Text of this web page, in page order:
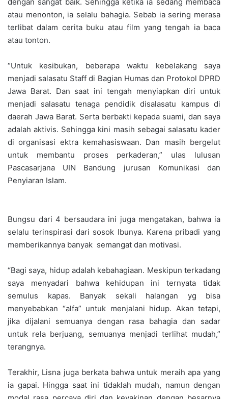
atau menonton, ia selalu bahagia. Sebab ia sering merasa
terlibat dalam cerita buku atau film yang tengah ia baca
atau tonton.
“Untuk kesibukan, beberapa waktu kebelakang saya
menjadi salasatu Staff di Bagian Humas dan Protokol DPRD
Jawa Barat. Dan saat ini tengah menyiapkan diri untuk
menjadi salasatu tenaga pendidik disalasatu kampus di
daerah Jawa Barat. Serta berbakti kepada suami, dan saya
adalah aktivis. Sehingga kini masih sebagai salasatu kader
di organisasi ektra kemahasiswaan. Dan masih bergelut
untuk membantu proses perkaderan,” ulas lulusan
Pascasarjana UIN Bandung jurusan Komunikasi dan
Penyiaran Islam.
Bungsu dari 4 bersaudara ini juga mengatakan, bahwa ia
selalu terinspirasi dari sosok Ibunya. Karena pribadi yang
memberikannya banyak semangat dan motivasi.
“Bagi saya, hidup adalah kebahagiaan. Meskipun terkadang
saya menyadari bahwa kehidupan ini ternyata tidak
semulus kapas. Banyak sekali halangan yg bisa
menyebabkan “alfa” untuk menjalani hidup. Akan tetapi,
jika dijalani semuanya dengan rasa bahagia dan sadar
untuk rela berjuang, semuanya menjadi terlihat mudah,”
terangnya.
Terakhir, Lisna juga berkata bahwa untuk meraih apa yang
ia gapai. Hingga saat ini tidaklah mudah, namun dengan